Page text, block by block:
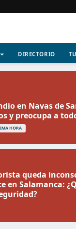
DIRECTORIO
en Navas de
y preocupa a
HORA
queda
en Salamanca: